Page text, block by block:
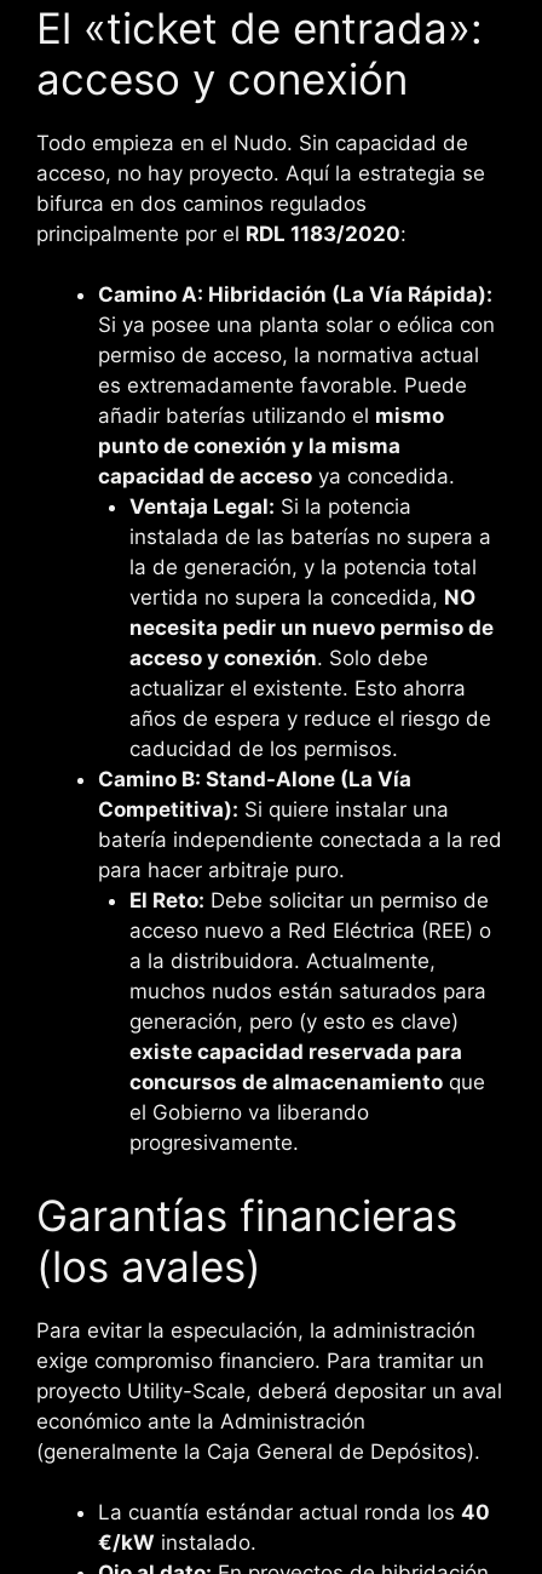
El «ticket de entrada»:
acceso y conexión
Todo empieza en el Nudo. Sin capacidad de
acceso, no hay proyecto. Aquí la estrategia se
bifurca en dos caminos regulados
principalmente por el RDL 1183/2020:
Camino A: Hibridación (La Vía Rápida):
Si ya posee una planta solar o eólica con
permiso de acceso, la normativa actual
es extremadamente favorable. Puede
añadir baterías utilizando el mismo
punto de conexión y la misma
capacidad de acceso ya concedida.
Ventaja Legal: Si la potencia
instalada de las baterías no supera a
la de generación, y la potencia total
vertida no supera la concedida, NO
necesita pedir un nuevo permiso de
acceso y conexión. Solo debe
actualizar el existente. Esto ahorra
años de espera y reduce el riesgo de
caducidad de los permisos.
Camino B: Stand-Alone (La Vía
Competitiva): Si quiere instalar una
batería independiente conectada a la red
para hacer arbitraje puro.
El Reto: Debe solicitar un permiso de
acceso nuevo a Red Eléctrica (REE) o
a la distribuidora. Actualmente,
muchos nudos están saturados para
generación, pero (y esto es clave)
existe capacidad reservada para
concursos de almacenamientoque
el Gobierno va liberando
progresivamente.
Garantías financieras
(los avales)
Para evitar la especulación, la administración
exige compromiso financiero. Para tramitar un
proyecto Utility-Scale, deberá depositar un aval
económico ante la Administración
(generalmente la Caja General de Depósitos).
La cuantía estándar actual ronda los 40
€/kW instalado.